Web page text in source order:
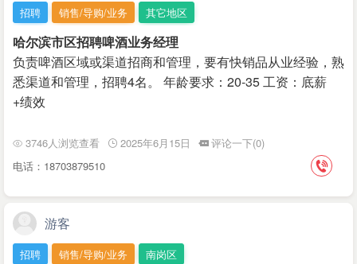
招聘 销售/导购/业务 其它地区
哈尔滨市区招聘啤酒业务经理
负责啤酒区域或渠道招商和管理，要有快销品从业经验，熟
悉渠道和管理，招聘4名。 年龄要求：20-35 工资：底薪
+绩效
3746人浏览查看 2025年6月15日
评论一下(0)
电话：18703879510
游客
招聘 销售/导购/业务 南岗区